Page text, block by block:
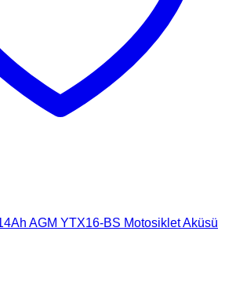
AGM YTX16-BS Motosiklet Aküsü